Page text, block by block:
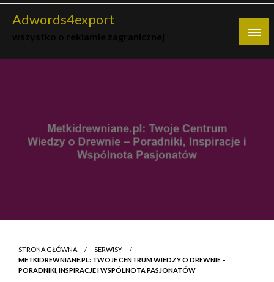
Skip
Adwords4export
STRONA GŁÓWNA
SERWISY
METKIDREWNIANE.PL: TWOJE CENTRUM WIEDZY O DREWNIE –
PORADNIKI, INSPIRACJE I WSPÓLNOTA PASJONATÓW